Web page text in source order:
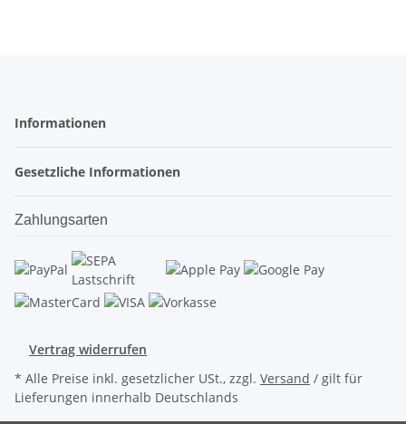
Informationen
Gesetzliche Informationen
Zahlungsarten
Vertrag widerrufen
* Alle Preise inkl. gesetzlicher USt., zzgl. Versand / gilt für
Lieferungen innerhalb Deutschlands